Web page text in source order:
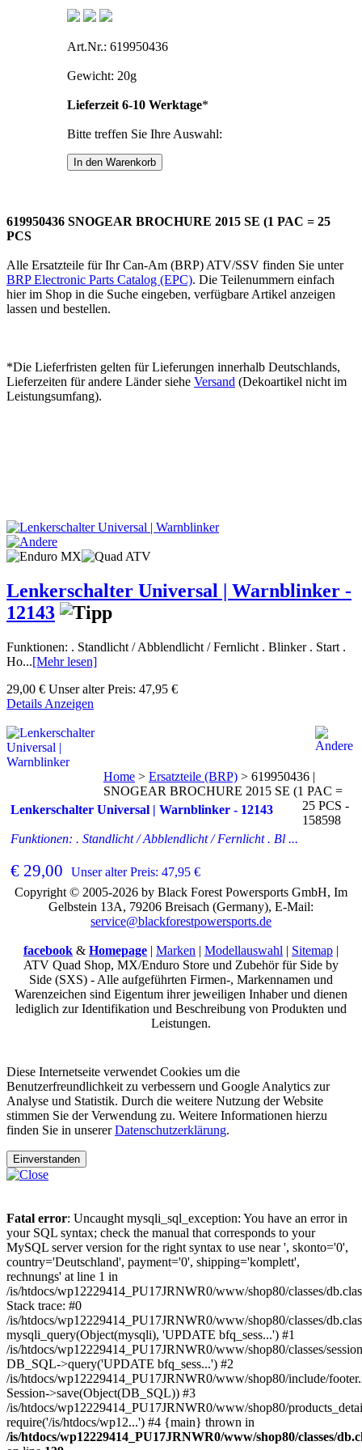
Art.Nr.: 619950436
Gewicht: 20g
Lieferzeit 6-10 Werktage*
Bitte treffen Sie Ihre Auswahl:
619950436 SNOGEAR BROCHURE 2015 SE (1 PAC = 25
PCS
Alle Ersatzteile für Ihr Can-Am (BRP) ATV/SSV finden Sie unter
BRP Electronic Parts Catalog (EPC). Die Teilenummern einfach
hier im Shop in die Suche eingeben, verfügbare Artikel anzeigen
lassen und bestellen.
*Die Lieferfristen gelten für Lieferungen innerhalb Deutschlands,
Lieferzeiten für andere Länder siehe Versand (Dekoartikel nicht im
Leistungsumfang).
Lenkerschalter Universal | Warnblinker -
12143
Funktionen: . Standlicht / Abblendlicht / Fernlicht . Blinker . Start .
Ho...[Mehr lesen]
29,00 € Unser alter Preis: 47,95 €
Details Anzeigen
Lenkerschalter Universal | Warnblinker - 12143
Funktionen: . Standlicht / Abblendlicht / Fernlicht . Bl ...
€ 29,00 Unser alter Preis: 47,95 €
Home > Ersatzteile (BRP) > 619950436 |
SNOGEAR BROCHURE 2015 SE (1 PAC =
25 PCS -
158598
Copyright © 2005-2026 by Black Forest Powersports GmbH, Im
Gelbstein 13A, 79206 Breisach (Germany), E-Mail:
service@blackforestpowersports.de
facebook & Homepage | Marken | Modellauswahl | Sitemap |
ATV Quad Shop, MX/Enduro Store und Zubehör für Side by
Side (SXS) - Alle aufgeführten Firmen-, Markennamen und
Warenzeichen sind Eigentum ihrer jeweiligen Inhaber und dienen
lediglich zur Identifikation und Beschreibung von Produkten und
Leistungen.
Diese Internetseite verwendet Cookies um die
Benutzerfreundlichkeit zu verbessern und Google Analytics zur
Analyse und Statistik. Durch die weitere Nutzung der Website
stimmen Sie der Verwendung zu. Weitere Informationen hierzu
finden Sie in unsererDatenschutzerklärung.
Einverstanden
Fatal error: Uncaught mysqli_sql_exception: You have an error in
your SQL syntax; check the manual that corresponds to your
MySQL server version for the right syntax to use near ', skonto='0',
country='Deutschland', payment='0', shipping='komplett',
rechnungs' at line 1 in
/is/htdocs/wp12229414_PU17JRNWR0/www/shop80/classes/
Stack trace: #0
/is/htdocs/wp12229414_PU17JRNWR0/www/shop80/classes/
mysqli_query(Object(mysqli), 'UPDATE bfq_sess...') #1
/is/htdocs/wp12229414_PU17JRNWR0/www/shop80/classes/
DB_SQL->query('UPDATE bfq_sess...') #2
/is/htdocs/wp12229414_PU17JRNWR0/www/shop80/include/
Session->save(Object(DB_SQL)) #3
/is/htdocs/wp12229414_PU17JRNWR0/www/shop80/
require('/is/htdocs/wp12...') #4 {main} thrown in
/is/htdocs/wp12229414_PU17JRNWR0/www/shop80/classes/